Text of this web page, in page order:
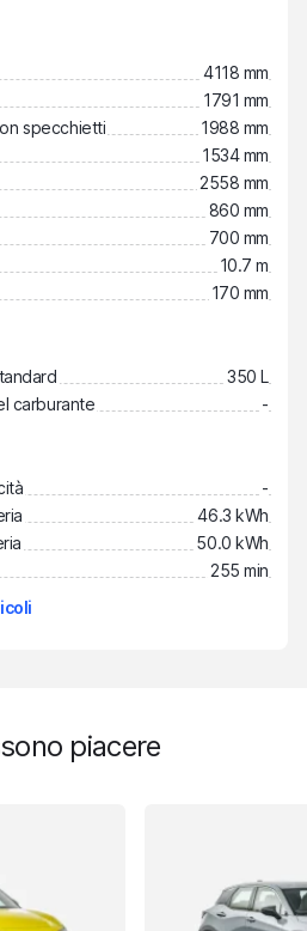
4118 mm
1791 mm
specchietti
1988 mm
1534 mm
2558 mm
860 mm
700 mm
10.7 m
170 mm
350 L
carburante
-
-
46.3 kWh
50.0 kWh
255 min
piacere